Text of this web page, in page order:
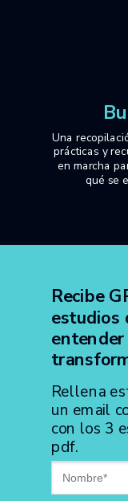
Recibe
estudios
Rellena
un email
con los 3
pdf.
Una
prácticas y
en marcha
qué se